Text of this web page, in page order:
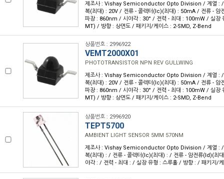
제조사 : Vishay Semiconductor Opto Division / 계열 : /
복(최대) : 20V / 전류 - 콜렉터(Ic)(최대) : 50mA / 전류 - 암
파장 : 860nm / 시야각 : 30° / 전력 - 최대 : 100mW / 실장
MT) / 방향 : 상면도 / 패키지/케이스 : 2-SMD, Z-Bend
상품번호 : 2996922
VEMT2000X01
PHOTOTRANSISTOR NPN REV GULLWING
제조사 : Vishay Semiconductor Opto Division / 계열 : /
복(최대) : 20V / 전류 - 콜렉터(Ic)(최대) : 50mA / 전류 - 암
파장 : 860nm / 시야각 : 30° / 전력 - 최대 : 100mW / 실장
MT) / 방향 : 상면도 / 패키지/케이스 : 2-SMD, Z-Bend
상품번호 : 2996920
TEPT5700
AMBIENT LIGHT SENSOR 5MM 570NM
제조사 : Vishay Semiconductor Opto Division / 계열 : /
복(최대) : / 전류 - 콜렉터(Ic)(최대) : / 전류 - 암전류(Id)(최
야각 : / 전력 - 최대 : / 실장 유형 : 스루홀 / 방향 : / 패키지/